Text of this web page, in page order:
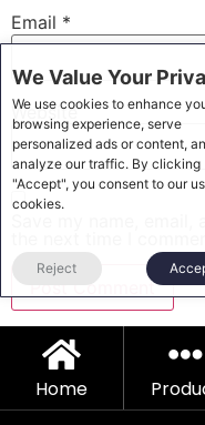
Email *
Website
Save my name,
Home
We Value Your
We use cookies to enhance
browsing experience, serve
personalized ads or content,
analyze our traffic. By clicking
"Accept", you consent to our
cookies.
Reject